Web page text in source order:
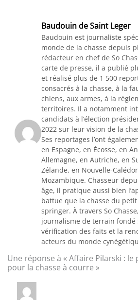
Baudouin de Saint Leger
Baudouin est journaliste
monde de la chasse depuis
rédacteur en chef de So
carte de presse, il a publié
et réalisé plus de 1 500
consacrés à la chasse, à la
chiens, aux armes, à la
territoires. Il a notamment
candidats à l’élection
2022 sur leur vision de la
Ses reportages l’ont
en Espagne, en Écosse, en
Allemagne, en Autriche, en
Zélande, en Nouvelle-
Mozambique. Chasseur
âge, il pratique aussi bien
battue que la chasse du
springer. À travers So
journalisme de terrain fondé
vérification des faits et la
acteurs du monde
Une réponse à « Affaire Pilarski : le
pour la chasse à courre »